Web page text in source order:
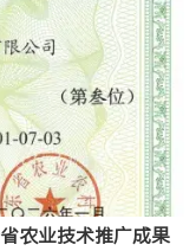
农业技术推广成果